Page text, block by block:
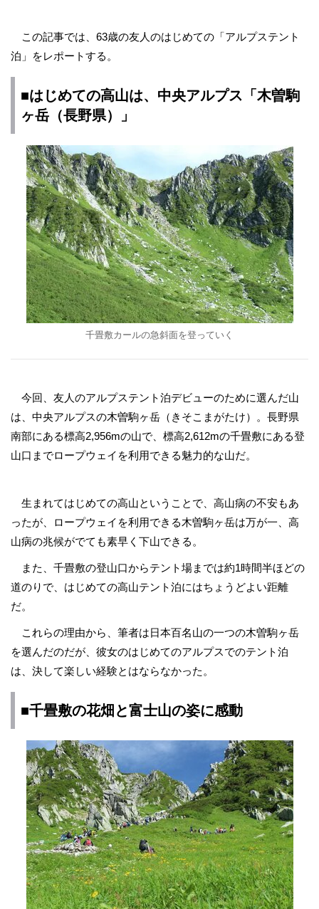
この記事では、63歳の友人のはじめての「アルプステント
泊」をレポートする。
■はじめての高山は、中央アルプス「木曽駒
ヶ岳（長野県）」
千畳敷カールの急斜面を登っていく
今回、友人のアルプステント泊デビューのために選んだ山
は、中央アルプスの木曽駒ヶ岳（きそこまがたけ）。長野県
南部にある標高2,956mの山で、標高2,612mの千畳敷にある登
山口までロープウェイを利用できる魅力的な山だ。
生まれてはじめての高山ということで、高山病の不安もあ
ったが、ロープウェイを利用できる木曽駒ヶ岳は万が一、高
山病の兆候がでても素早く下山できる。
また、千畳敷の登山口からテント場までは約1時間半ほどの
道のりで、はじめての高山テント泊にはちょうどよい距離
だ。
これらの理由から、筆者は日本百名山の一つの木曽駒ヶ岳
を選んだのだが、彼女のはじめてのアルプスでのテント泊
は、決して楽しい経験とはならなかった。
■千畳敷の花畑と富士山の姿に感動